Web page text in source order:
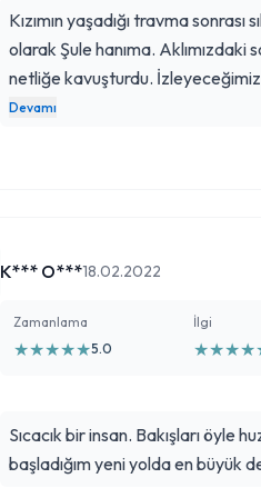
değerli hediyedir. Şule
Kızımın yaşadığı travma sonrası
olarak Şule hanıma. Aklımızdaki soru işaretlerini
netliğe kavuşturdu.
ilerledi her şey. Sıcaklığı ve
ablasına koşarak geldi.
Devamı
K*** O***18.02.2022
Zamanlama
★★★★★5.0
İlgi
★★★★
Sıcacık bir insan. Bakışları öyle
başladığım yeni yolda en büyük